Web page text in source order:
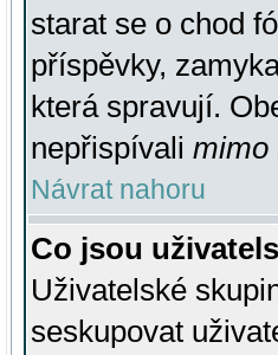
starat se o chod
příspěvky,
která spravují.
nepřispívali mimo
Návrat nahoru
Co jsou
Uživatelské
seskupovat